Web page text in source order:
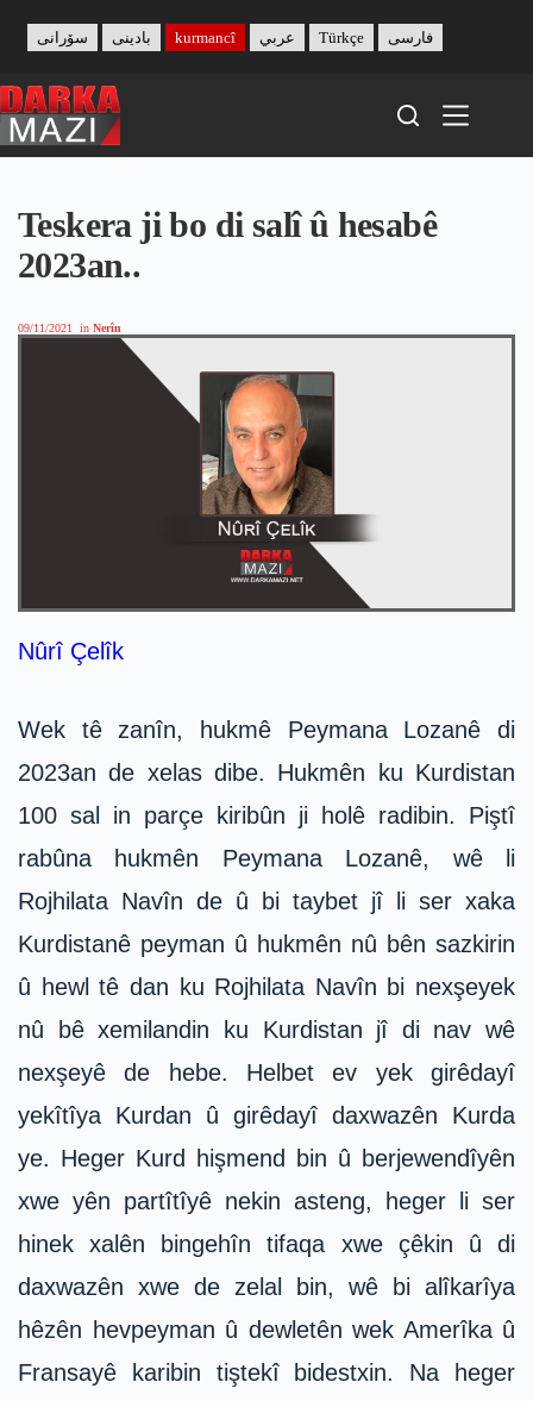
content
بادینی سۆرانی kurmancî عربي Türkçe فارسی
Teskera ji bo di salî û hesabê
2023an..
09/11/2021 in Nerîn
Nûrî Çelîk
Wek tê zanîn, hukmê Peymana Lozanê di
2023an de xelas dibe. Hukmên ku Kurdistan
100 sal in parçe kiribûn ji holê radibin. Piştî
rabûna hukmên Peymana Lozanê, wê li
Rojhilata Navîn de û bi taybet jî li ser xaka
Kurdistanê peyman û hukmên nû bên sazkirin
û hewl tê dan ku Rojhilata Navîn bi nexşeyek
nû bê xemilandin ku Kurdistan jî di nav wê
nexşeyê de hebe. Helbet ev yek girêdayî
yekîtîya Kurdan û girêdayî daxwazên Kurda
ye. Heger Kurd hişmend bin û berjewendîyên
xwe yên partîtîyê nekin asteng, heger li ser
hinek xalên bingehîn tifaqa xwe çêkin û di
daxwazên xwe de zelal bin, wê bi alîkarîya
hêzên hevpeyman û dewletên wek Amerîka û
Fransayê karibin tiştekî bidestxin. Na heger